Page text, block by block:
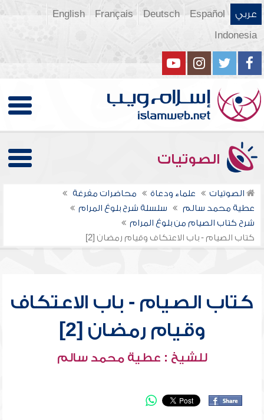
عربي Español
Deutsch
Français
English
Indonesia
الصوتيات
الصوتيات علماء ودعاة
محاضرات مفرغة
عطية محمد سالم
سلسلة شرح بلوغ المرام
شرح كتاب الصيام من بلوغ المرام
كتاب الصيام - باب الاعتكاف وقيام رمضان [2]
كتاب الصيام - باب الاعتكاف
وقيام رمضان [2]
للشيخ : عطية محمد سالم